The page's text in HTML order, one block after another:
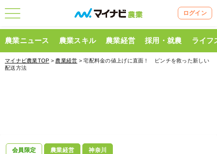
ログイン
農業ニュース 農業スキル 農業経営 採用・就農 ライフ
マイナビ農業TOP > 農業経営 > 宅配料金の値上げに直面！ ピンチを救った新しい
配送方法
会員限定 農業経営 神奈川